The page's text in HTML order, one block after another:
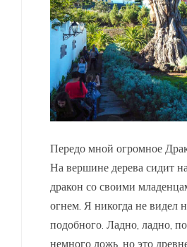
Передо мной огромное
На вершине дерева сидит
дракон со своими
огнем. Я никогда не видел
подобного. Ладно, ладно,
немного ложь, но это